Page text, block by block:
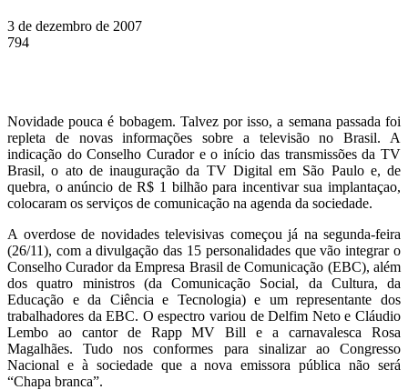
3 de dezembro de 2007
794
Novidade pouca é bobagem. Talvez por isso, a semana passada foi
repleta de novas informações sobre a televisão no Brasil. A
indicação do Conselho Curador e o início das transmissões da TV
Brasil, o ato de inauguração da TV Digital em São Paulo e, de
quebra, o anúncio de R$ 1 bilhão para incentivar sua implantaçao,
colocaram os serviços de comunicação na agenda da sociedade.
A overdose de novidades televisivas começou já na segunda-feira
(26/11), com a divulgação das 15 personalidades que vão integrar o
Conselho Curador da Empresa Brasil de Comunicação (EBC), além
dos quatro ministros (da Comunicação Social, da Cultura, da
Educação e da Ciência e Tecnologia) e um representante dos
trabalhadores da EBC. O espectro variou de Delfim Neto e Cláudio
Lembo ao cantor de Rapp MV Bill e a carnavalesca Rosa
Magalhães. Tudo nos conformes para sinalizar ao Congresso
Nacional e à sociedade que a nova emissora pública não será
“Chapa branca”.